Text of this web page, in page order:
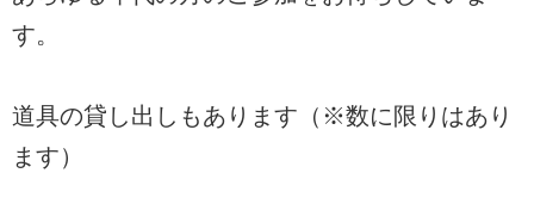
す。
道具の貸し出しもあります（※数に限りはあり
ます）